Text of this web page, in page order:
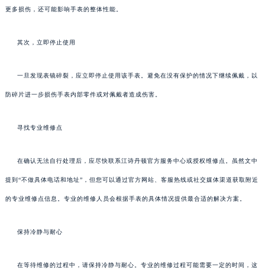
更多损伤，还可能影响手表的整体性能。
其次，立即停止使用
一旦发现表镜碎裂，应立即停止使用该手表。避免在没有保护的情况下继续佩戴，以
防碎片进一步损伤手表内部零件或对佩戴者造成伤害。
寻找专业维修点
在确认无法自行处理后，应尽快联系江诗丹顿官方服务中心或授权维修点。虽然文中
提到“不做具体电话和地址”，但您可以通过官方网站、客服热线或社交媒体渠道获取附近
的专业维修点信息。专业的维修人员会根据手表的具体情况提供最合适的解决方案。
保持冷静与耐心
在等待维修的过程中，请保持冷静与耐心。专业的维修过程可能需要一定的时间，这